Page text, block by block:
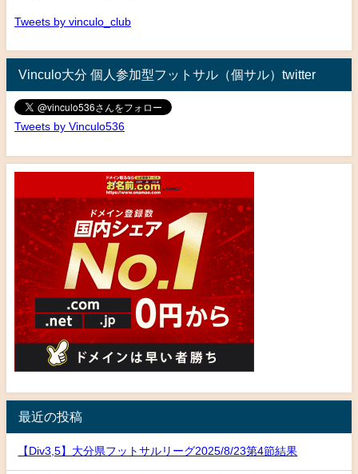
Tweets by vinculo_club
Vinculo大分 個人参加型フットサル（個サル）twitter
Tweets by Vinculo536
最近の投稿
【Div3,5】大分県フットサルリーグ2025/8/23第4節結果